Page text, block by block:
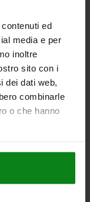
ed
media e per
inoltre
sito con i
dei dati web,
combinarle
o che hanno